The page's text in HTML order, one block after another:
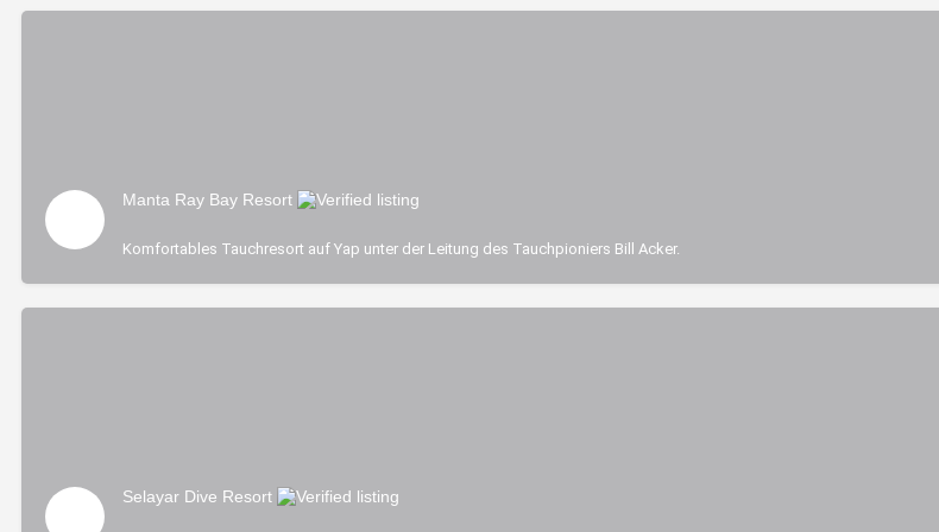
Manta Ray Bay Resort
Komfortables Tauchresort auf Yap unter der Leitung des Tauchpioniers Bill Acker.
Selayar Dive Resort